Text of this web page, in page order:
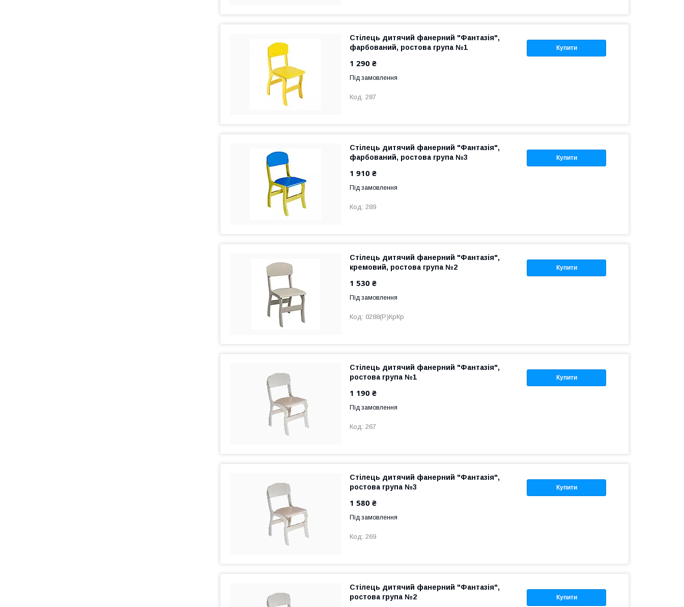
Купити
Стілець дитячий фанерний "Фантазія",
фарбований, ростова група №1
1 290 ₴
Під замовлення
287
Купити
Стілець дитячий фанерний "Фантазія",
фарбований, ростова група №3
1 910 ₴
Під замовлення
289
Купити
Стілець дитячий фанерний "Фантазія",
кремовий, ростова група №2
1 530 ₴
Під замовлення
0288(Р)КрКр
Купити
Стілець дитячий фанерний "Фантазія",
ростова група №1
1 190 ₴
Під замовлення
267
Купити
Стілець дитячий фанерний "Фантазія",
ростова група №3
1 580 ₴
Під замовлення
269
Купити
Стілець дитячий фанерний "Фантазія",
ростова група №2